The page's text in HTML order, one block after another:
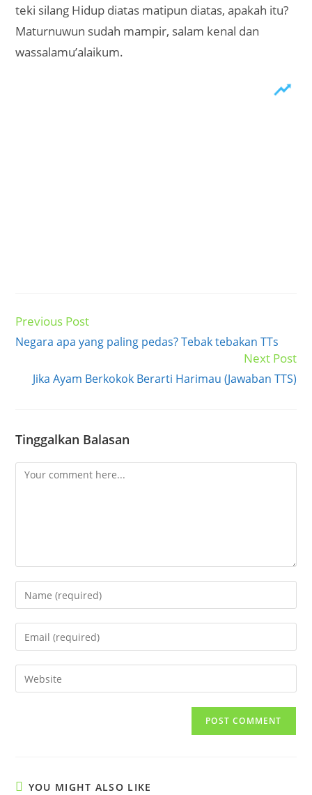
teki silang Hidup diatas matipun diatas, apakah itu?
Maturnuwun sudah mampir, salam kenal dan
wassalamu’alaikum.
Read
articles
Previous Post
Negara apa yang paling pedas? Tebak tebakan TTs
Next Post
Jika Ayam Berkokok Berarti Harimau (Jawaban TTS)
Tinggalkan Balasan
Comment
Enter
your
name
comment
Enter
your
email
address
Enter
your
YOU MIGHT ALSO LIKE